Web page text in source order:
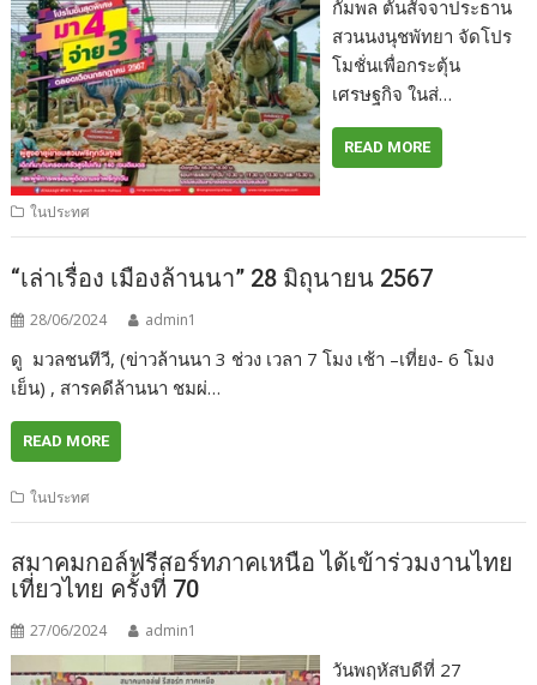
กัมพล ตันสัจจาประธาน
สวนนงนุชพัทยา จัดโปร
โมชั่นเพื่อกระตุ้น
เศรษฐกิจ ในส่…
READ MORE
ในประทศ
“เล่าเรื่อง เมืองล้านนา” 28 มิถุนายน 2567
28/06/2024 admin1
ดู มวลชนทีวี, (ข่าวล้านนา 3 ช่วง เวลา 7 โมง เช้า –เที่ยง- 6 โมง
เย็น) , สารคดีล้านนา ชมผ่…
READ MORE
ในประทศ
สมาคมกอล์ฟรีสอร์ทภาคเหนือ ได้เข้าร่วมงานไทย
เที่ยวไทย ครั้งที่ 70
27/06/2024 admin1
วันพฤหัสบดีที่ 27